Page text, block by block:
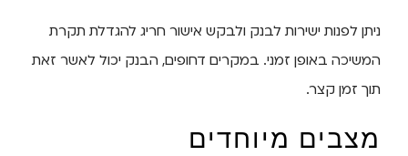
ניתן לפנות ישירות לבנק ולבקש אישור חריג להגדלת תקרת
המשיכה באופן זמני. במקרים דחופים, הבנק יכול לאשר זאת
תוך זמן קצר.
מצבים מיוחדים